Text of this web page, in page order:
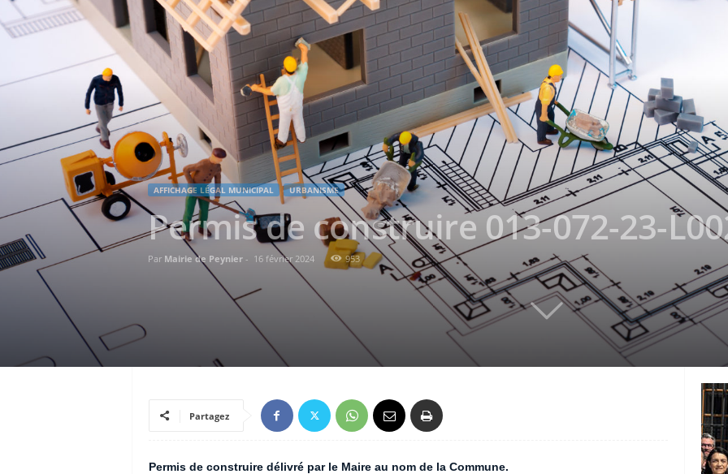
AFFICHAGE LÉGAL MUNICIPAL URBANISME
Permis de construire 013-072-23-
Par Mairie de Peynier- 16 février 2024 953
Partagez
Permis de construire délivré par le Maire au nom de la Commune.